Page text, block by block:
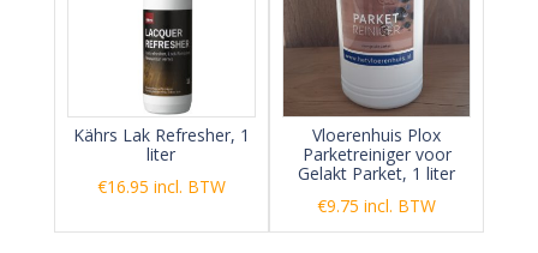
Kährs Lak Refresher, 1
liter
€16.95 incl. BTW
Vloerenhuis Plox
Parketreiniger voor
Gelakt Parket, 1 liter
€9.75 incl. BTW